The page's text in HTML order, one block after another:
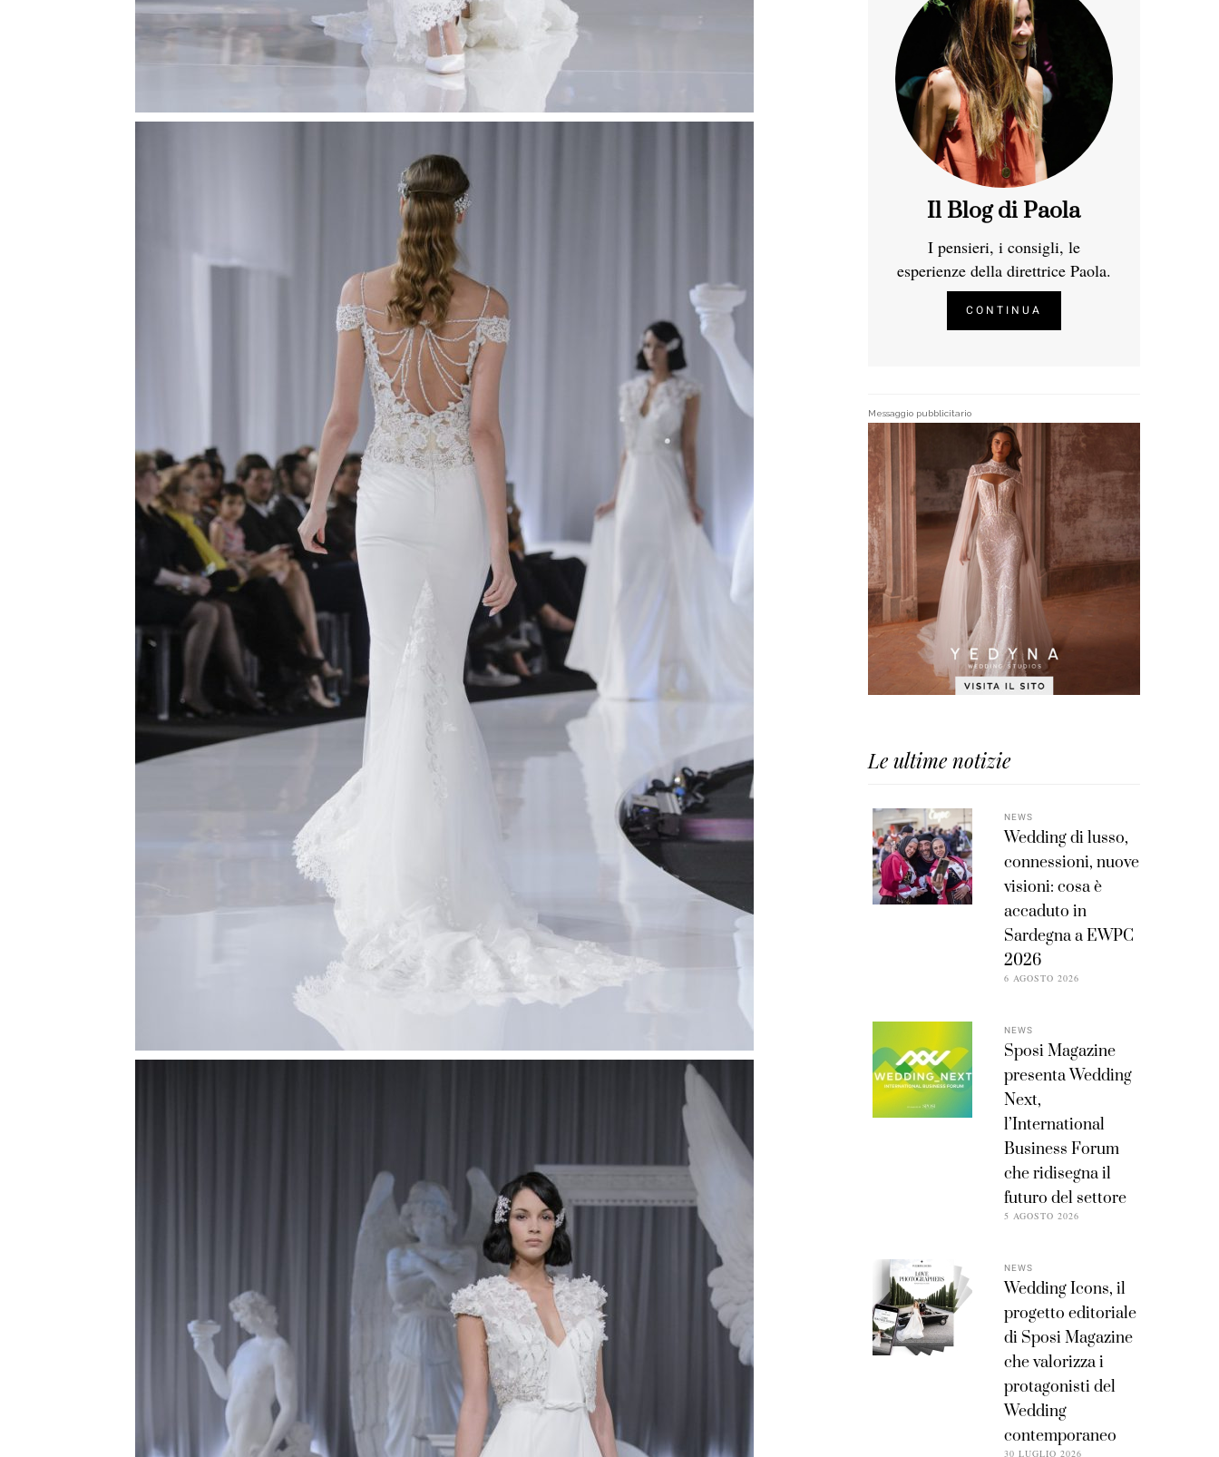
Il Blog di Paola
I pensieri, i consigli, le
esperienze della direttrice Paola.
CONTINUA
Messaggio pubblicitario
Le ultime notizie
NEWS
Wedding di lusso,
connessioni, nuove
visioni: cosa è
accaduto in
Sardegna a EWPC
2026
6 AGOSTO 2026
NEWS
Sposi Magazine
presenta Wedding
Next,
l’International
Business Forum
che ridisegna il
futuro del settore
5 AGOSTO 2026
NEWS
Wedding Icons, il
progetto editoriale
di Sposi Magazine
che valorizza i
protagonisti del
Wedding
contemporaneo
30 LUGLIO 2026